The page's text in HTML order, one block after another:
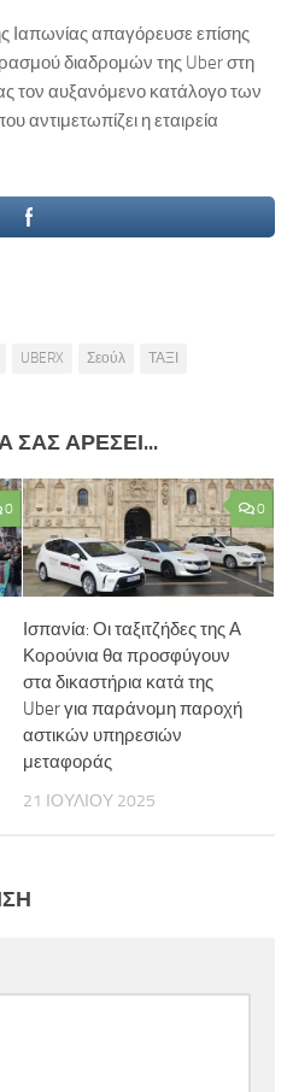
Ιαπωνίας απαγόρευσε επίσης
διαδρομών της Uber στη
τον αυξανόμενο κατάλογο των
αντιμετωπίζει η εταιρεία
UBERX Σεούλ ΤΑΞΙ
ΣΑΣ ΑΡΈΣΕΙ...
0 0
Ισπανία: Οι ταξιτζήδες της Α
Κορούνια θα προσφύγουν
στα δικαστήρια κατά της
Uber για παράνομη παροχή
αστικών υπηρεσιών
μεταφοράς
21 ΙΟΥΛΊΟΥ 2025